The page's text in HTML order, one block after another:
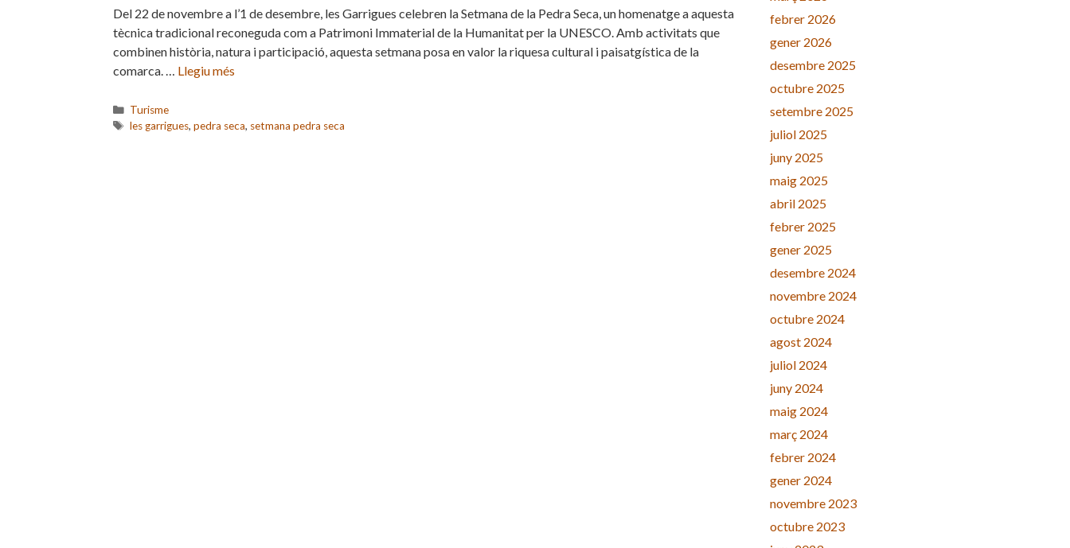
Del 22 de novembre a l’1 de desembre, les Garrigues celebren la Setmana de la Pedra Seca, un homenatge a aquesta
tècnica tradicional reconeguda com a Patrimoni Immaterial de la Humanitat per la UNESCO. Amb activitats que
combinen història, natura i participació, aquesta setmana posa en valor la riquesa cultural i paisatgística de la
comarca. … Llegiu més
Categories
Turisme
Etiquetes
les garrigues,pedra seca, setmana pedra seca
febrer 2026
gener 2026
desembre 2025
octubre 2025
setembre 2025
juliol 2025
juny 2025
maig 2025
abril 2025
febrer 2025
gener 2025
desembre 2024
novembre 2024
octubre 2024
agost 2024
juliol 2024
juny 2024
maig 2024
març 2024
febrer 2024
gener 2024
novembre 2023
octubre 2023